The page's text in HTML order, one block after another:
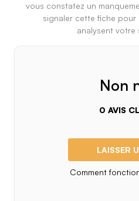
vous constatez un
signaler cette fiche
analysent votre
Non
0 AVIS
LAISSER
Comment